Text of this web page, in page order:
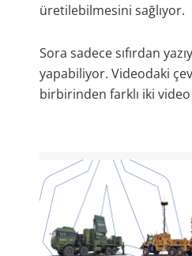
üretilebilmesini sağlıyor.
Sora sadece sıfırdan
yapabiliyor. Videodaki
birbirinden farklı iki